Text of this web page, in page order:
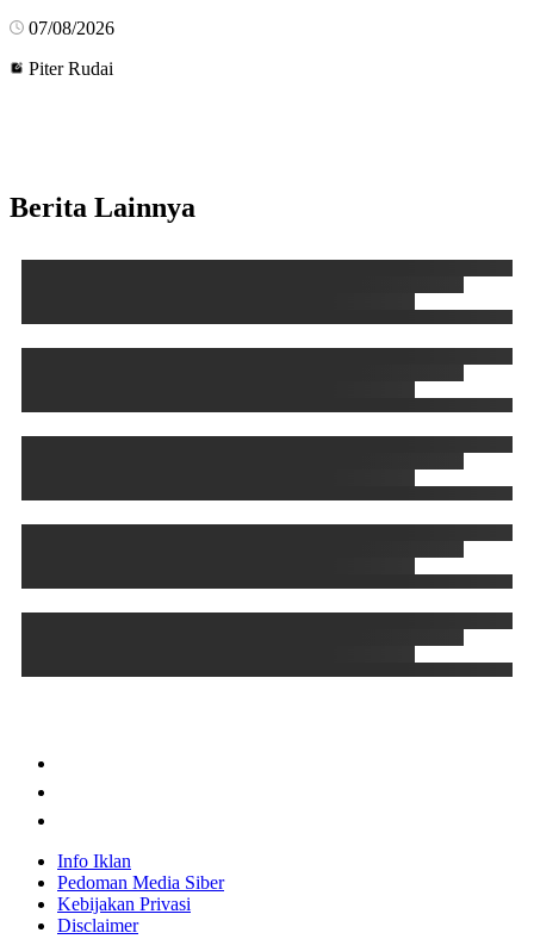
07/08/2026
Piter Rudai
Berita Lainnya
Info Iklan
Pedoman Media Siber
Kebijakan Privasi
Disclaimer